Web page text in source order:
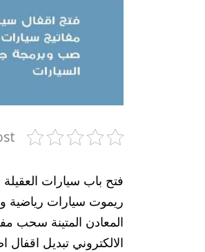
فتح باب سيارات
ريموت سيارات رياضية
المعادن المتينة سحب
الالكتروني تبديل